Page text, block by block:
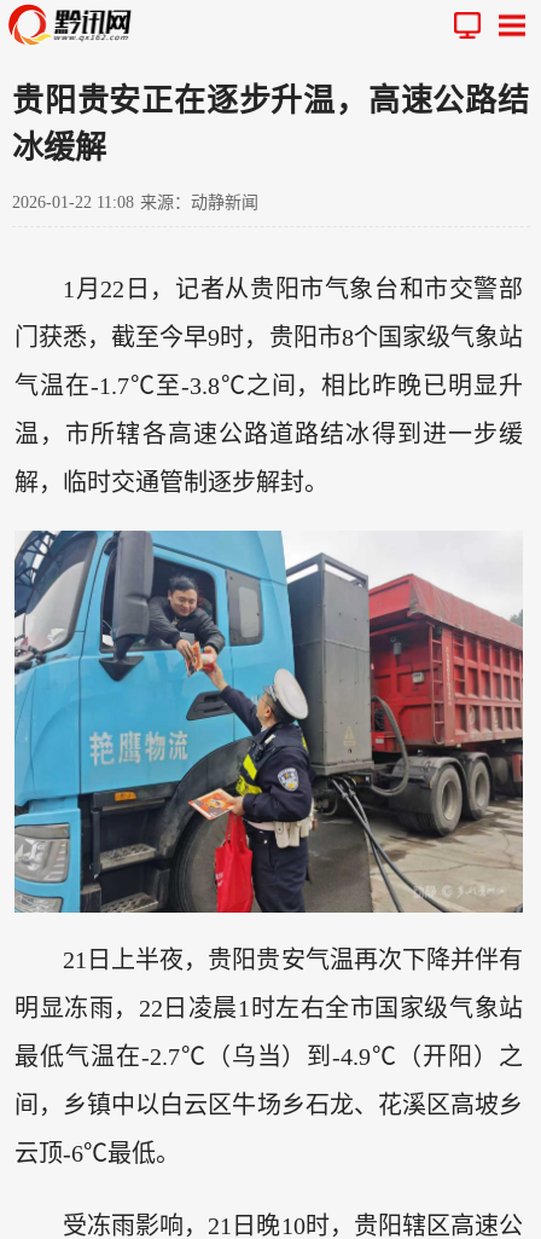
贵阳贵安正在逐步升温，高速公路结
冰缓解
2026-01-22 11:08 来源：动静新闻
1月22日，记者从贵阳市气象台和市交警部
门获悉，截至今早9时，贵阳市8个国家级气象站
气温在-1.7℃至-3.8℃之间，相比昨晚已明显升
温，市所辖各高速公路道路结冰得到进一步缓
解，临时交通管制逐步解封。
21日上半夜，贵阳贵安气温再次下降并伴有
明显冻雨，22日凌晨1时左右全市国家级气象站
最低气温在-2.7℃（乌当）到-4.9℃（开阳）之
间，乡镇中以白云区牛场乡石龙、花溪区高坡乡
云顶-6℃最低。
受冻雨影响，21日晚10时，贵阳辖区高速公